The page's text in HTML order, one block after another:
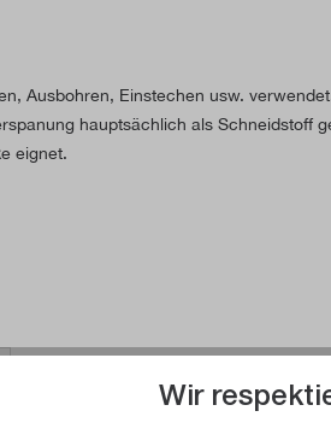
Ausbohren, Einstechen usw.
hauptsächlich als
eignet.
Wir